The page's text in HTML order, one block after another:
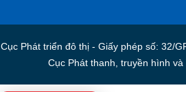
việc công nhận thị trấn Plei Kần mở
Tum đạt tiêu chuẩn đô thị loại IV.
Quyết định số 1580/QĐ-BXD ngày
Cục Phát triển đô thị - Giấy phép số: 32/
Cục Phát thanh, truyền hình